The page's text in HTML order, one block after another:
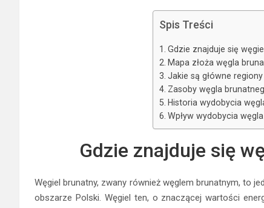
Spis Treści
Gdzie znajduje się
Mapa złoża węgla
Jakie są główne
Zasoby węgla
Historia wydobycia
Wpływ wydobycia
Gdzie znajduje się
Węgiel brunatny, zwany również węglem brunatnym, to
obszarze Polski. Węgiel ten, o znaczącej wartości